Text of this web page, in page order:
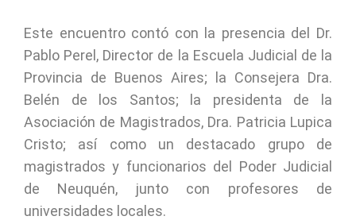
Este encuentro contó con la presencia del Dr.
Pablo Perel, Director de la Escuela Judicial de la
Provincia de Buenos Aires; la Consejera Dra.
Belén de los Santos; la presidenta de la
Asociación de Magistrados, Dra. Patricia Lupica
Cristo; así como un destacado grupo de
magistrados y funcionarios del Poder Judicial
de Neuquén, junto con profesores de
universidades locales.